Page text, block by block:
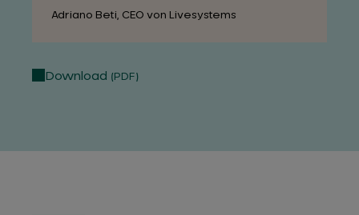
Adriano Beti, CEO von Livesystems
Download (PDF)